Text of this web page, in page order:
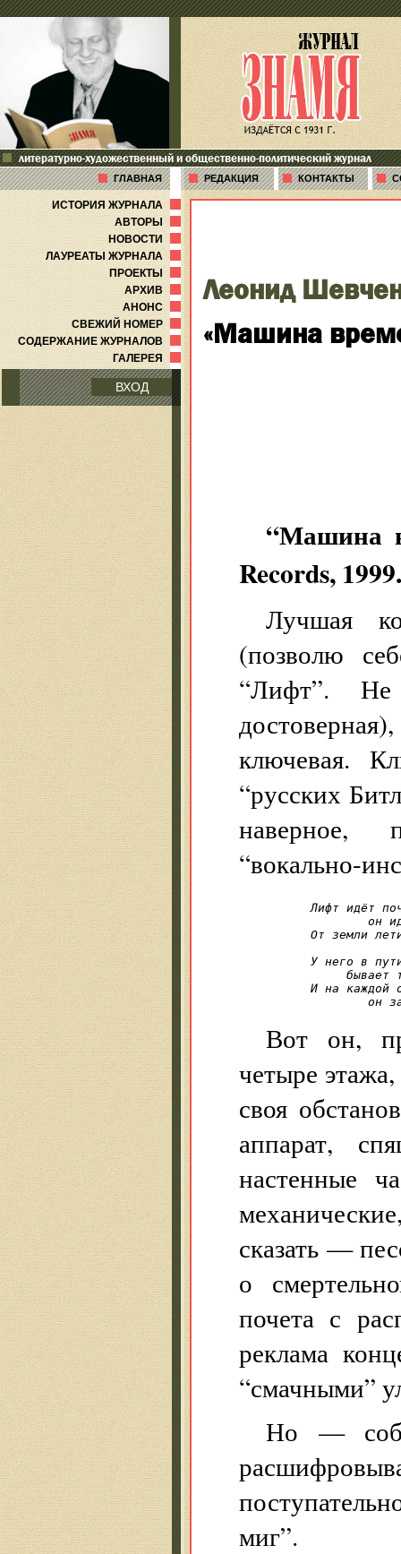
литературно-художественный и общественно-политический журнал
ГЛАВНАЯ РЕДАКЦИЯ КОНТАКТЫ
ИСТОРИЯ ЖУРНАЛА
АВТОРЫ
НОВОСТИ
ЛАУРЕАТЫ ЖУРНАЛА
ПРОЕКТЫ
АРХИВ
АНОНС
СВЕЖИЙ НОМЕР
СОДЕРЖАНИЕ ЖУРНАЛОВ
ГАЛЕРЕЯ
ВХОД
Леонид
«Машина
“Машина
Records, 1999.
Лучшая
(позволю
“Лифт”.
ключевая.
“русских
наверное,
“вокально-
Лифт идёт
От земли
У него в
бывает
И на каждой
Вот он,
четыре
своя
аппарат,
настенные
сказать —
о
почета с
реклама
“смачными”
Но —
миг”.